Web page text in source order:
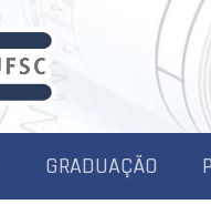
GRADUAÇÃO